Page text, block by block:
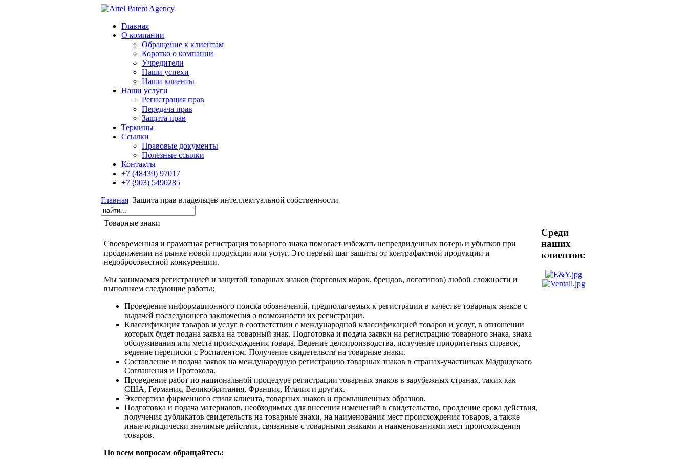
Главная
О компании
Обращение к клиентам
Коротко о компании
Учредители
Наши успехи
Наши клиенты
Наши услуги
Регистрация прав
Передача прав
Защита прав
Термины
Cсылки
Правовые документы
Полезные ссылки
Контакты
+7 (48439) 97017
+7 (903) 5490285
Главная Защита прав владельцев интеллектуальной собственности
Товарные знаки
Своевременная и грамотная регистрация товарного знака помогает избежать непредвиденных потерь и убытков при
продвижении на рынке новой продукции или услуг. Это первый шаг защиты от контрафактной продукции и
недобросовестной конкуренции.
Мы занимаемся регистрацией и защитой товарных знаков (торговых марок, брендов, логотипов) любой сложности и
выполняем следующие работы:
Проведение информационного поиска обозначений, предполагаемых к регистрации в качестве товарных знаков с
выдачей последующего заключения о возможности их регистрации.
Классификация товаров и услуг в соответствии с международной классификацией товаров и услуг, в отношении
которых будет подана заявка на товарный знак. Подготовка и подача заявки на регистрацию товарного знака, знака
обслуживания или места происхождения товара. Ведение делопроизводства, получение приоритетных справок,
ведение переписки с Роспатентом. Получение свидетельств на товарные знаки.
Составление и подача заявок на международную регистрацию товарных знаков в странах-участниках Мадридского
Cоглашения и Протокола.
Проведение работ по национальной процедуре регистрации товарных знаков в зарубежных странах, таких как
США, Германия, Великобритания, Франция, Италия и других.
Экспертиза фирменного стиля клиента, товарных знаков и промышленных образцов.
Подготовка и подача материалов, необходимых для внесения изменений в свидетельство, продление срока действия,
получения дубликатов свидетельств на товарные знаки, на наименования мест происхождения товаров, а также
иные юридически значимые действия, связанные с товарными знаками и наименованиями мест происхождения
товаров.
По всем вопросам обращайтесь:
Среди
наших
клиентов: